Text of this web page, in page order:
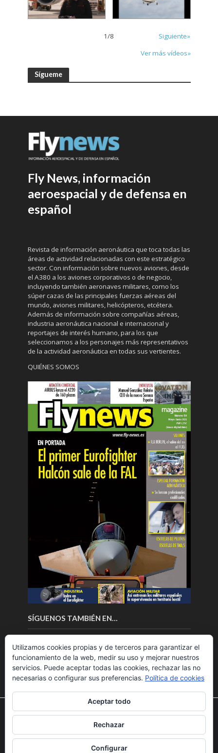
1/8
Siguiente»
Ver más vídeos»
Sígueme
Fly News, información
aeroespacial y de defensa en
español
Revista de información aeronáutica que toca todas las
áreas de actividad relacionadas con este estratégico
sector. Con información sobre nuevos aviones, desde
el A380 a los aviones corporativos o de negocio,
incluyendo también aeronaves militares, como los
súper cazas de las principales fuerzas aéreas del
mundo, aviones militares, helicópteros, etcétera.
Además de información sobre compañías aéreas,
industria aeronáutica nacional e internacional y
reportajes de interés humano, para los que
seleccionamos a los personajes más representativos
de la actividad aeronáutica en todas sus vertientes.
QUIÉNES SOMOS
SÍGUENOS TAMBIÉN EN…
Copyright © 2018.Fly News.Noticias aerospacial
UAS aviación comercial
Utilizamos cookies para ofrecerte la mejor experiencia en
nuestra web.
Puedes aprender más sobre qué cookies utilizamos o
desactivarlas en losajustes.
Utilizamos cookies propias y de terceros para garantizar el
funcionamiento de la web, medir su uso y mejorar nuestros
servicios. Puede aceptar todas las cookies, rechazar las no
necesarias o configurar sus preferencias. Política de cookies
Aceptar todo
Rechazar
Configurar